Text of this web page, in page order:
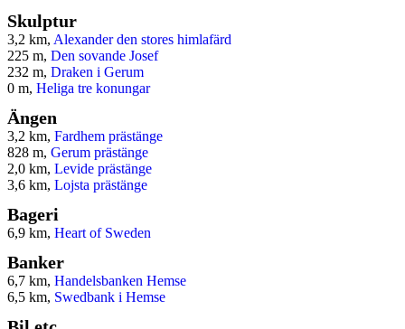
Skulptur
3,2 km, Alexander den stores himlafärd
225 m, Den sovande Josef
232 m, Draken i Gerum
0 m, Heliga tre konungar
Ängen
3,2 km, Fardhem prästänge
828 m, Gerum prästänge
2,0 km, Levide prästänge
3,6 km, Lojsta prästänge
Bageri
6,9 km, Heart of Sweden
Banker
6,7 km, Handelsbanken Hemse
6,5 km, Swedbank i Hemse